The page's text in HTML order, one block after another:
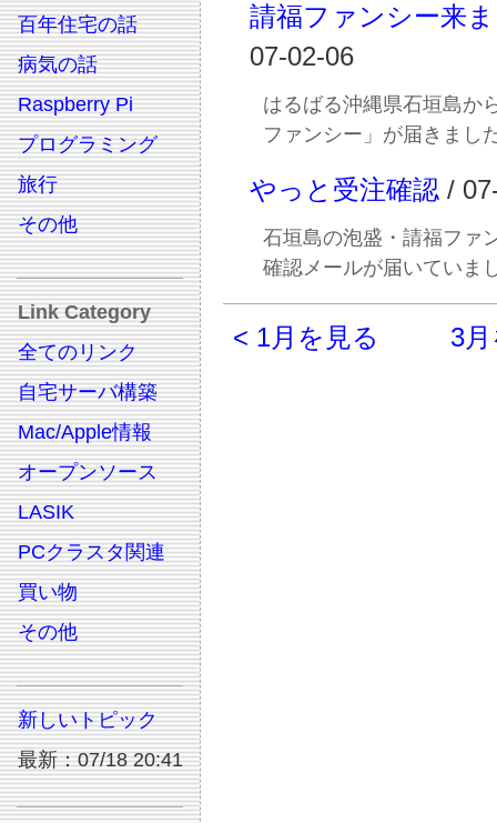
百年住宅の話
病気の話
Raspberry Pi
プログラミング
旅行
その他
Link Category
全てのリンク
自宅サーバ構築
Mac/Apple情報
オープンソース
LASIK
PCクラスタ関連
買い物
その他
新しいトピック
最新：07/18 20:41
請福ファンシー来
07-02-06
はるばる沖縄県石垣島か
ファンシー」が届きまし
やっと受注確認 /
石垣島の泡盛・請福ファ
確認メールが届いていま
< 1月を見る 3